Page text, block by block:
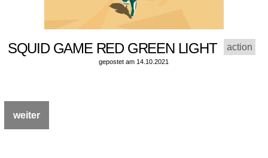
SQUID GAME RED GREEN LIGHT action
gepostet am 14.10.2021
weiter